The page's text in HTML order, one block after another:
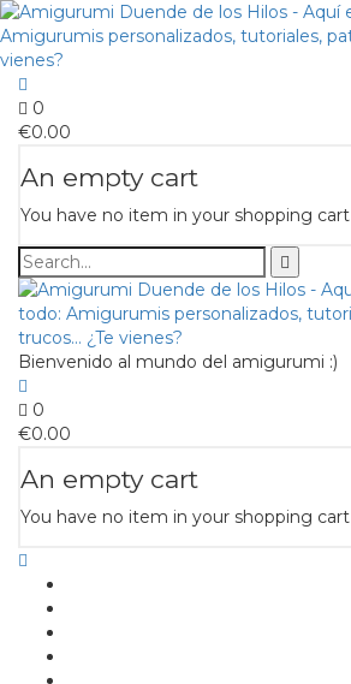
0
€0.00
An empty cart
You have no item in your shopping cart
Bienvenido al mundo del amigurumi :)
0
€0.00
An empty cart
You have no item in your shopping cart